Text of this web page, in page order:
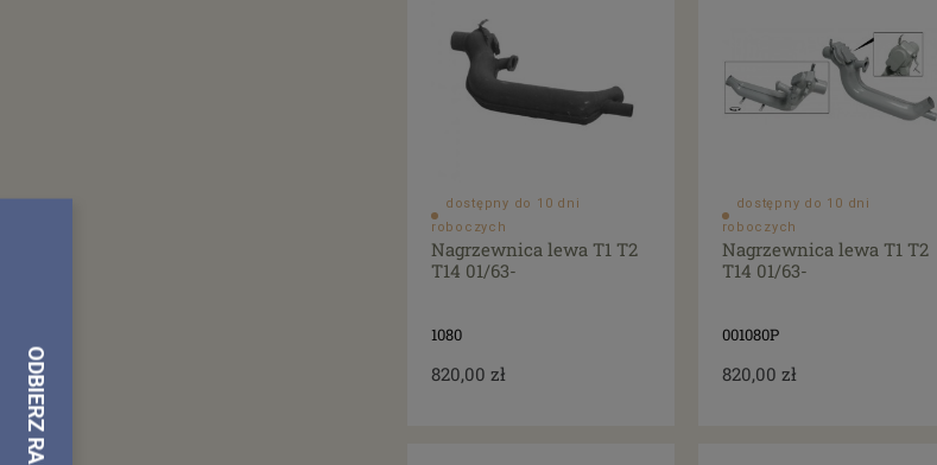
dostępny do 10 dni
roboczych
Nagrzewnica lewa T1 T2
T14 01/63-
1080
820,00 zł
dostępny do 10 dni
roboczych
Nagrzewnica lewa T1 T2
T14 01/63-
001080P
820,00 zł